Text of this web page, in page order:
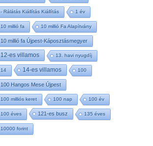
- Rálátás Kiállítás Kiállítás 1 év
10 millió fa 10 millió Fa Alapítvány
10 millió fa Újpest-Káposztásmegyer
12-es villamos 13. havi nyugdíj
14 14-es villamos 100
100 Hangos Mese Újpest
100 milliós keret 100 nap 100 év
100 éves 121-es busz 135 éves
10000 forint